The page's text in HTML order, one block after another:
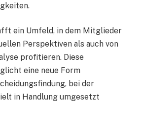
ein Umfeld, in dem Mitglieder
Perspektiven als auch von
profitieren. Diese
eine neue Form
bei der
in Handlung umgesetzt